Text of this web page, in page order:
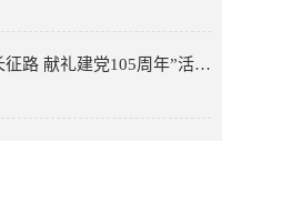
献礼建党105周年”活动开展